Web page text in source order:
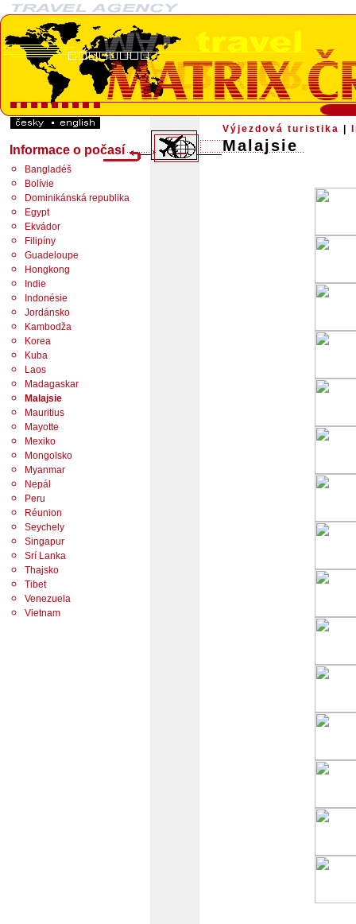
Výjezdová turistika
Malajsie
Informace o počasí
Bangladéš
Bolívie
Dominikánská republika
Egypt
Ekvádor
Filipíny
Guadeloupe
Hongkong
Indie
Indonésie
Jordánsko
Kambodža
Korea
Kuba
Laos
Madagaskar
Malajsie
Mauritius
Mayotte
Mexiko
Mongolsko
Myanmar
Nepál
Peru
Réunion
Seychely
Singapur
Srí Lanka
Thajsko
Tibet
Venezuela
Vietnam